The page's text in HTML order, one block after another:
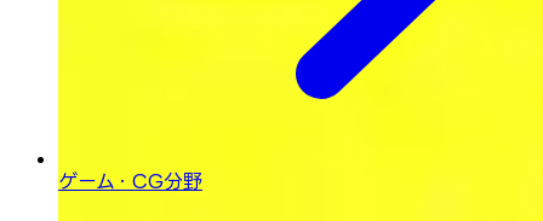
ゲーム・CG分野